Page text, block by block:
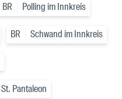
BR Polling im Innkreis
BR Schwand im Innkreis
St. Pantaleon